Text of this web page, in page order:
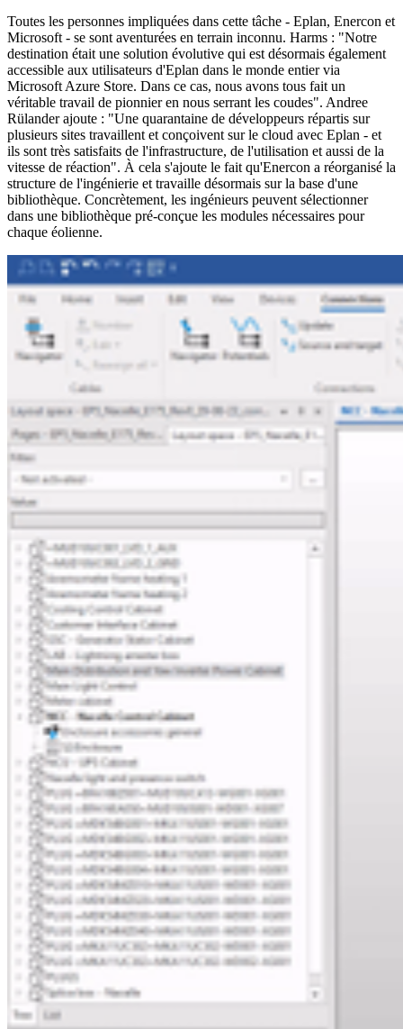
Toutes les personnes impliquées dans cette tâche - Eplan, Enercon et
Microsoft - se sont aventurées en terrain inconnu. Harms : "Notre
destination était une solution évolutive qui est désormais également
accessible aux utilisateurs d'Eplan dans le monde entier via
Microsoft Azure Store. Dans ce cas, nous avons tous fait un
véritable travail de pionnier en nous serrant les coudes". Andree
Rülander ajoute : "Une quarantaine de développeurs répartis sur
plusieurs sites travaillent et conçoivent sur le cloud avec Eplan - et
ils sont très satisfaits de l'infrastructure, de l'utilisation et aussi de la
vitesse de réaction". À cela s'ajoute le fait qu'Enercon a réorganisé la
structure de l'ingénierie et travaille désormais sur la base d'une
bibliothèque. Concrètement, les ingénieurs peuvent sélectionner
dans une bibliothèque pré-conçue les modules nécessaires pour
chaque éolienne.